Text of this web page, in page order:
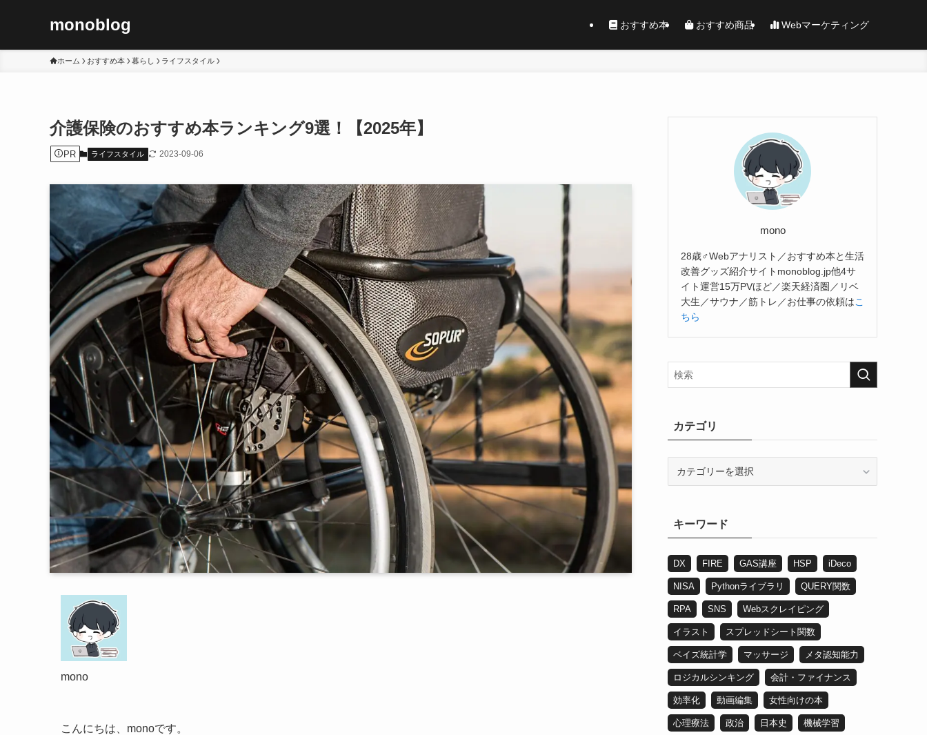
monoblog おすすめ本 おすすめ商品 Webマーケティング
ホーム おすすめ本 暮らし ライフスタイル
介護保険のおすすめ本ランキング9選！【2025年】
PR ライフスタイル 2023-09-06
mono
こんにちは、monoです。
mono
28歳♂Webアナリスト／おすすめ本と生活
改善グッズ紹介サイトmonoblog.jp他4サ
イト運営15万PVほど／楽天経済圏／リベ
大生／サウナ／筋トレ／お仕事の依頼はこ
ちら
カテゴリ
キーワード
DX FIRE GAS講座 HSP iDeco
NISA Pythonライブラリ QUERY関数
RPA SNS Webスクレイピング
イラスト スプレッドシート関数
ベイズ統計学 マッサージ メタ認知能力
ロジカルシンキング 会計・ファイナンス
効率化 動画編集 女性向けの本
心理療法 政治 日本史 機械学習